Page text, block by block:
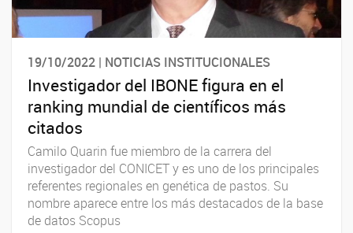
19/10/2022 | NOTICIAS INSTITUCIONALES
Investigador del IBONE figura en el
ranking mundial de científicos más
citados
Camilo Quarin fue miembro de la carrera del
investigador del CONICET y es uno de los principales
referentes regionales en genética de pastos. Su
nombre aparece entre los más destacados de la base
de datos Scopus